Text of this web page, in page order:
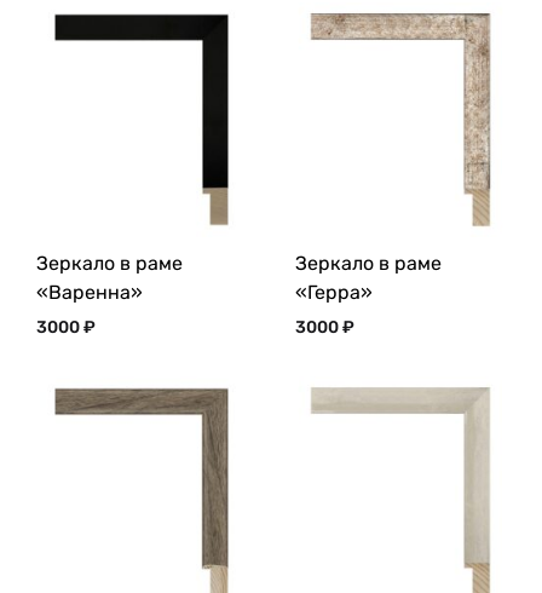
Зеркало в раме
«Варенна»
3000₽
Зеркало в раме
«Герра»
3000₽